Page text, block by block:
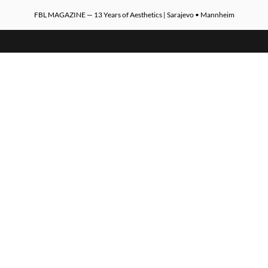
FBL MAGAZINE — 13 Years of Aesthetics | Sarajevo • Mannheim